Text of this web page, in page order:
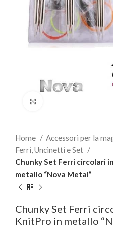
Home
Accessori per la
Ferri, Uncinetti e Set
Chunky Set Ferri circolari
metallo “Nova Metal”
Chunky Set Ferri
KnitPro in metallo